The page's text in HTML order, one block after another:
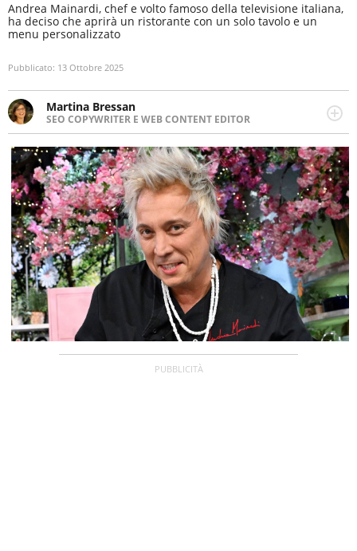
Andrea Mainardi, chef e volto famoso della televisione italiana,
ha deciso che aprirà un ristorante con un solo tavolo e un
menu personalizzato
Pubblicato: 13 Ottobre 2025
Martina Bressan
SEO COPYWRITER E WEB CONTENT EDITOR
Appassionata di viaggi, di trail running e di yoga, ama
scoprire nuovi posti e nuove culture. Curiosa,
determinata e intraprendente adora leggere ma
soprattutto scrivere.